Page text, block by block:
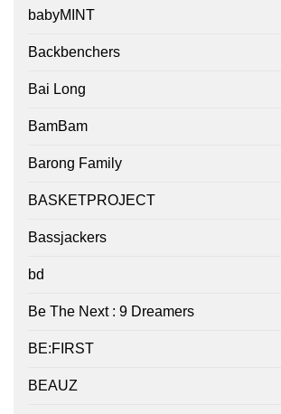
babyMINT
Backbenchers
Bai Long
BamBam
Barong Family
BASKETPROJECT
Bassjackers
bd
Be The Next : 9 Dreamers
BE:FIRST
BEAUZ